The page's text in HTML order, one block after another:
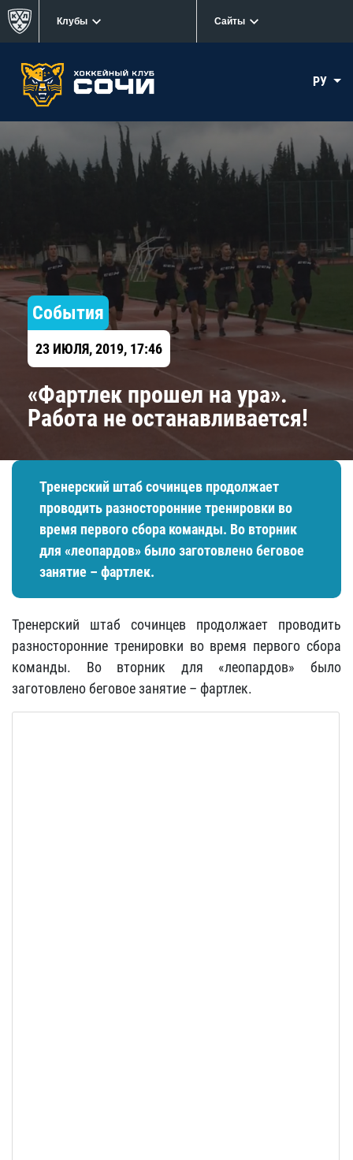
Клубы Сайты
РУ
События
23 ИЮЛЯ, 2019, 17:46
«Фартлек прошел на ура».
Работа не останавливается!
Тренерский штаб сочинцев продолжает
проводить разносторонние тренировки во
время первого сбора команды. Во вторник
для «леопардов» было заготовлено беговое
занятие – фартлек.
Тренерский штаб сочинцев продолжает проводить
разносторонние тренировки во время первого сбора
команды. Во вторник для «леопардов» было
заготовлено беговое занятие – фартлек.